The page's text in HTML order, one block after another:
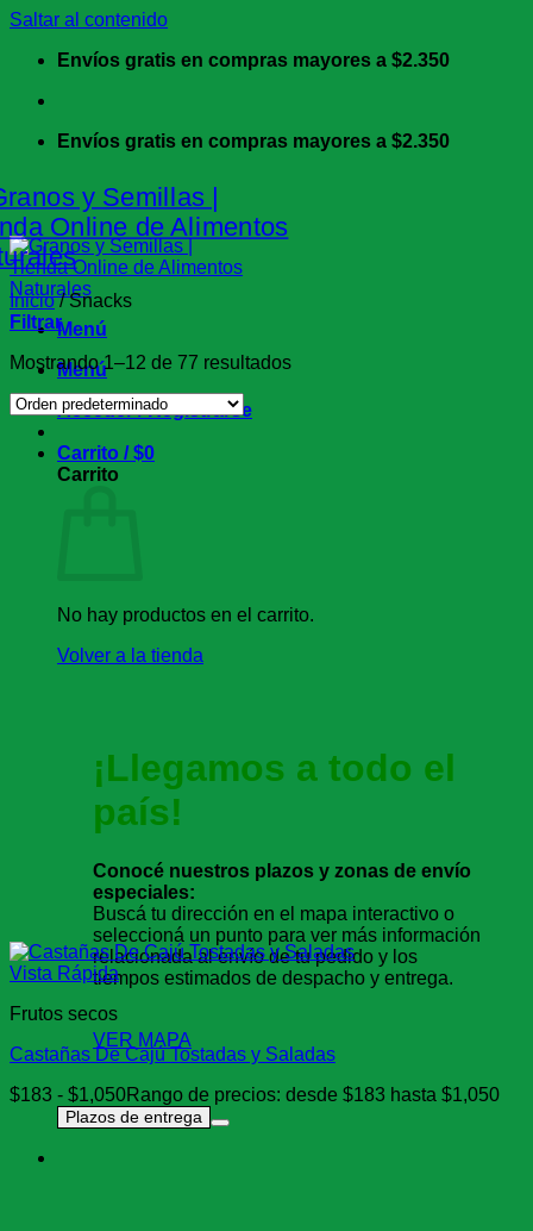
Saltar al contenido
Envíos gratis en compras mayores a $2.350
Envíos gratis en compras mayores a $2.350
Menú
Menú
Acceder / Registrarse
Carrito /$0
Carrito
No hay productos en el carrito.
Volver a la tienda
¡Llegamos a todo el
país!
Conocé nuestros plazos y zonas de envío
especiales:
Buscá tu dirección en el mapa interactivo o
seleccioná un punto para ver más información
relacionada al envío de tu pedido y los
tiempos estimados de despacho y entrega.
VER MAPA
Plazos de entrega
Inicio /Snacks
Filtrar
Mostrando 1–12 de 77 resultados
Vista Rápida
Frutos secos
Castañas De Cajú Tostadas y Saladas
$183 - $1,050Rango de precios: desde $183 hasta $1,050